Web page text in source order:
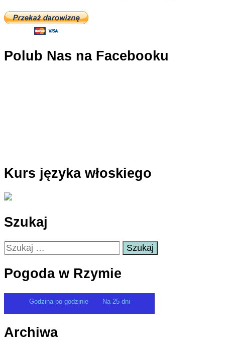
Polub Nas na Facebooku
Kurs języka włoskiego
Szukaj
Szukaj:
Pogoda w Rzymie
Godzina po godzinie Na 25 dni
Archiwa